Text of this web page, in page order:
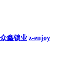
鑫锁业|z-enjoy